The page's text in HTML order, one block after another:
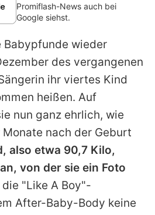
Richtlinien
verwalten
Promiflash-News auch bei
Google siehst.
Babypfunde wieder
des vergangenen
ihr viertes Kind
heißen. Auf
nun ganz ehrlich, wie
nach der Geburt
also etwa 90,7 Kilo,
von der sie ein Foto
"Like A Boy"-
After-Baby-Body keine